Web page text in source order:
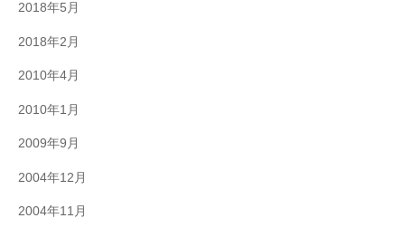
2018年5月
2018年2月
2010年4月
2010年1月
2009年9月
2004年12月
2004年11月